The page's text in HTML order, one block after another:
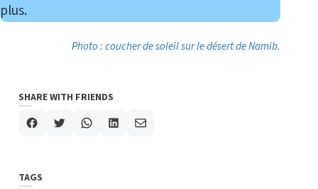
plus.
Photo : coucher de soleil sur le désert de Namib.
SHARE WITH FRIENDS
TAGS